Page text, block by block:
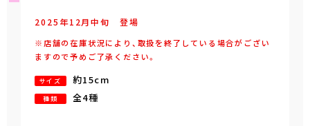
2025年12月中旬 登場
※店舗の在庫状況により、取扱を終了している場合がござい
ますので予めご了承ください。
サイズ 約15cm
種類 全4種